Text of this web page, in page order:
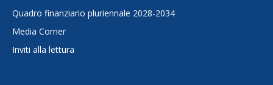
Quadro finanziario pluriennale 2028-2034
Media Corner
Inviti alla lettura